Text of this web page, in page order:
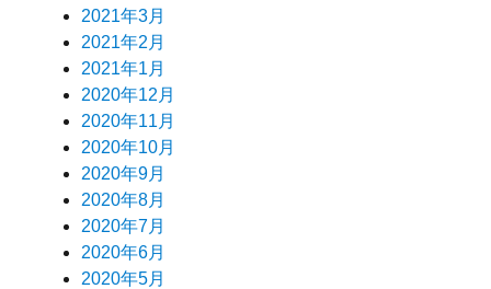
2021年3月
2021年2月
2021年1月
2020年12月
2020年11月
2020年10月
2020年9月
2020年8月
2020年7月
2020年6月
2020年5月